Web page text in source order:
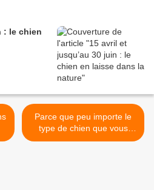
: le chien
Parce que peu importe le
type de chien que vous
êtes, vous êtes tous nos